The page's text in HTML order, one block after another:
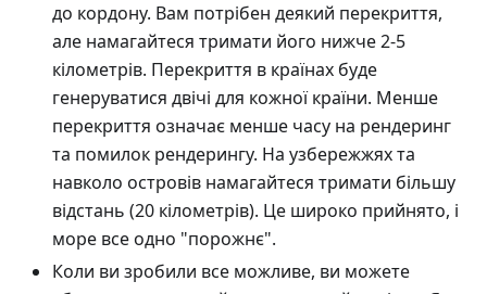
до кордону. Вам потрібен деякий перекриття,
але намагайтеся тримати його нижче 2-5
кілометрів. Перекриття в країнах буде
генеруватися двічі для кожної країни. Менше
перекриття означає менше часу на рендеринг
та помилок рендерингу. На узбережжях та
навколо островів намагайтеся тримати більшу
відстань (20 кілометрів). Це широко прийнято, і
море все одно "порожнє".
Коли ви зробили все можливе, ви можете